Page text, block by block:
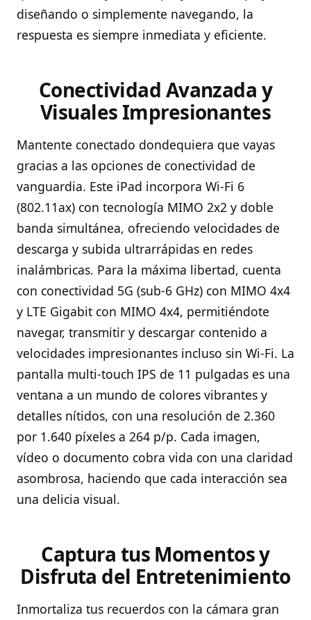
diseñando o simplemente navegando, la
respuesta es siempre inmediata y eficiente.
Conectividad Avanzada y
Visuales Impresionantes
Mantente conectado dondequiera que vayas
gracias a las opciones de conectividad de
vanguardia. Este iPad incorpora Wi-Fi 6
(802.11ax) con tecnología MIMO 2x2 y doble
banda simultánea, ofreciendo velocidades de
descarga y subida ultrarrápidas en redes
inalámbricas. Para la máxima libertad, cuenta
con conectividad 5G (sub-6 GHz) con MIMO 4x4
y LTE Gigabit con MIMO 4x4, permitiéndote
navegar, transmitir y descargar contenido a
velocidades impresionantes incluso sin Wi-Fi. La
pantalla multi-touch IPS de 11 pulgadas es una
ventana a un mundo de colores vibrantes y
detalles nítidos, con una resolución de 2.360
por 1.640 píxeles a 264 p/p. Cada imagen,
vídeo o documento cobra vida con una claridad
asombrosa, haciendo que cada interacción sea
una delicia visual.
Captura tus Momentos y
Disfruta del Entretenimiento
Inmortaliza tus recuerdos con la cámara gran